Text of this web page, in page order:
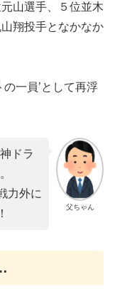
山選手、５位並木
翔投手となかなか
一員’として再浮
父ちゃん
ドラ
力外に